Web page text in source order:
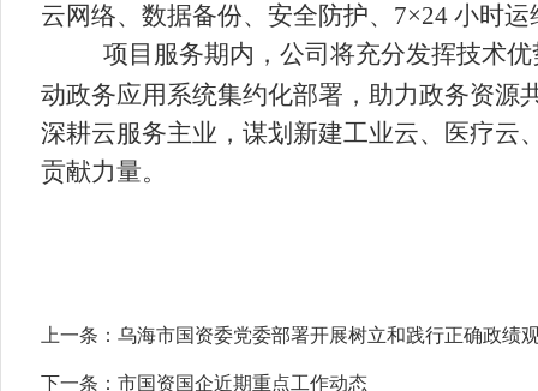
云网络、数据备份、安全防护、7×24 小时
项目服务期内，公司将充分发挥技术
动政务应用系统集约化部署，助力政务资源
深耕云服务主业，谋划新建工业云、医疗云
贡献力量。
上一条： 乌海市国资委党委部署开展树立和践行正确政绩
下一条： 市国资国企近期重点工作动态